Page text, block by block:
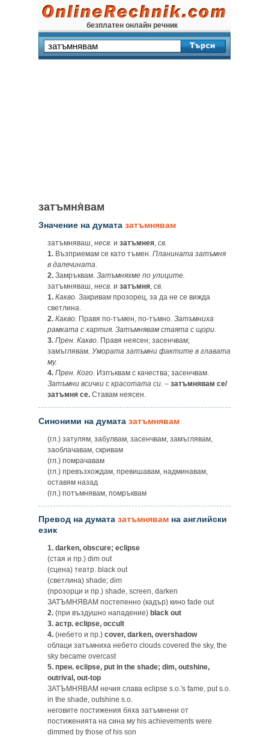
безплатен онлайн речник
затъмня̀вам
Значение на думата затъмнявам
затъмняваш, несв. и затъмнея, св.
1. Възприемам се като тъмен. Планината затъмня
в далечината.
2. Замръквам. Затъмняхме по улиците.
затъмняваш, несв. и затъмня, св.
1. Какво. Закривам прозорец, за да не се вижда
светлина.
2. Какво. Правя по-тъмен, по-тъмно. Затъмниха
рамката с хартия. Затъмнявам стаята с щори.
3. Прен. Какво. Правя неясен; засенчвам;
замъглявам. Умората затъмни фактите в главата
му.
4. Прен. Кого. Изпъквам с качества; засенчвам.
Затъмни всички с красотата си. – затъмнявам се/
затъмня се. Ставам неясен.
Синоними на думата затъмнявам
(гл.) затулям, забулвам, засенчвам, замъглявам,
заоблачавам, скривам
(гл.) помрачавам
(гл.) превъзхождам, превишавам, надминавам,
оставям назад
(гл.) потъмнявам, помръквам
Превод на думата затъмнявам на английски
език
1. darken, obscure; eclipse
(стая и пр.) dim out
(сцена) театр. black out
(светлина) shade; dim
(npoзорци и пр.) shade, screen, darken
ЗАТЪМНЯВАМ постепенно (кадър) кино fade out
2. (при въздушно нападение) black out
3. астр. eclipse, occult
4. (небето и пр.) cover, darken, overshadow
облаци затъмниха небето clouds covered the sky, the
sky became overcast
5. прен. eclipse, put in the shade; dim, outshine,
outrival, out-top
ЗАТЪМНЯВАМ нечия слава eclipse s.o.'s fame, put s.o.
in the shade, outshine s.o.
неговите постижения бяха затъмнени от
постиженията на сина му his achievements were
dimmed by those of his son